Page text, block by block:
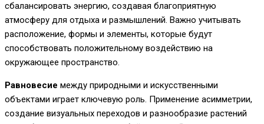
сбалансировать энергию, создавая благоприятную
атмосферу для отдыха и размышлений. Важно учитывать
расположение, формы и элементы, которые будут
способствовать положительному воздействию на
окружающее пространство.
Равновесие между природными и искусственными
объектами играет ключевую роль. Применение асимметрии,
создание визуальных переходов и разнообразие растений